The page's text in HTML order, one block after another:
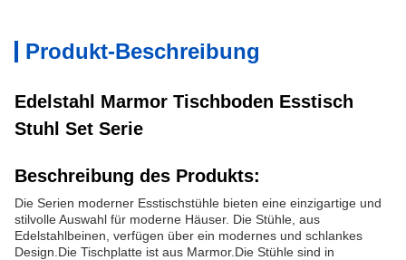
Produkt-Beschreibung
Edelstahl Marmor Tischboden Esstisch
Stuhl Set Serie
Beschreibung des Produkts:
Die Serien moderner Esstischstühle bieten eine einzigartige und
stilvolle Auswahl für moderne Häuser. Die Stühle, aus
Edelstahlbeinen, verfügen über ein modernes und schlankes
Design.Die Tischplatte ist aus Marmor.Die Stühle sind in